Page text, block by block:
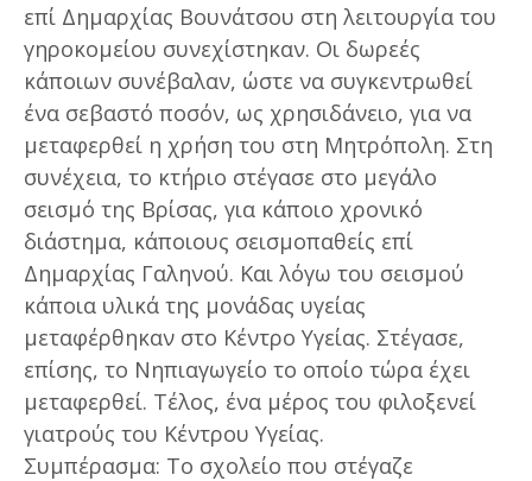
επί Δημαρχίας Βουνάτσου στη λειτουργία του
γηροκομείου συνεχίστηκαν. Οι δωρεές
κάποιων συνέβαλαν, ώστε να συγκεντρωθεί
ένα σεβαστό ποσόν, ως χρησιδάνειο, για να
μεταφερθεί η χρήση του στη Μητρόπολη. Στη
συνέχεια, το κτήριο στέγασε στο μεγάλο
σεισμό της Βρίσας, για κάποιο χρονικό
διάστημα, κάποιους σεισμοπαθείς επί
Δημαρχίας Γαληνού. Και λόγω του σεισμού
κάποια υλικά της μονάδας υγείας
μεταφέρθηκαν στο Κέντρο Υγείας. Στέγασε,
επίσης, το Νηπιαγωγείο το οποίο τώρα έχει
μεταφερθεί. Τέλος, ένα μέρος του φιλοξενεί
γιατρούς του Κέντρου Υγείας.
Συμπέρασμα: Το σχολείο που στέγαζε